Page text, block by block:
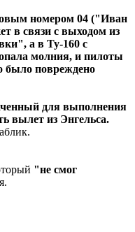
номером 04 ("Иван
в связи с выходом из
а в Ту-160 с
молния, и пилоты
было повреждено
для выполнения
вылет из Энгельса.
"не смог